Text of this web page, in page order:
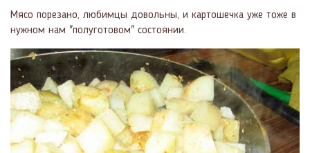
Мясо порезано, любимцы довольны, и картошечка уже тоже в
нужном нам "полуготовом" состоянии.